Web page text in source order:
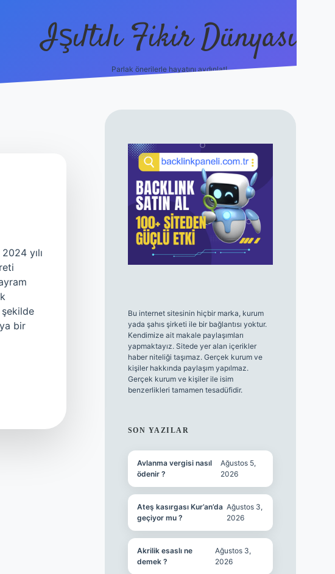
Işıltılı Fikir Dünyası
Parlak önerilerle hayatını aydınlat!
yılı
bir
SIDEBAR
Bu internet sitesinin hiçbir marka, kurum
yada şahıs şirketi ile bir bağlantısı yoktur.
Kendimize ait makale paylaşımları
yapmaktayız. Sitede yer alan içerikler
haber niteliği taşımaz. Gerçek kurum ve
kişiler hakkında paylaşım yapılmaz.
Gerçek kurum ve kişiler ile isim
benzerlikleri tamamen tesadüfidir.
SON YAZILAR
Avlanma vergisi nasıl
ödenir ?
Ağustos 5,
2026
Ateş kasırgası Kur’an’da
geçiyor mu ?
Ağustos 3,
2026
Akrilik esaslı ne
demek ?
Ağustos 3,
2026
ilbet canlı